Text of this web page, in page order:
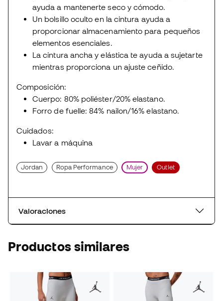
ayuda a mantenerte seco y cómodo.
Un bolsillo oculto en la cintura ayuda a
proporcionar almacenamiento para pequeños
elementos esenciales.
La cintura ancha y elástica te ayuda a sujetarte
mientras proporciona un ajuste ceñido.
Composición:
Cuerpo: 80% poliéster/20% elastano.
Forro de fuelle: 84% nailon/16% elastano.
Cuidados:
Lavar a máquina
Jordan Ropa Performance Mujer Outlet
Valoraciones
Productos similares